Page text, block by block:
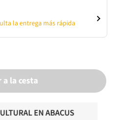
la entrega más rápida
la cesta